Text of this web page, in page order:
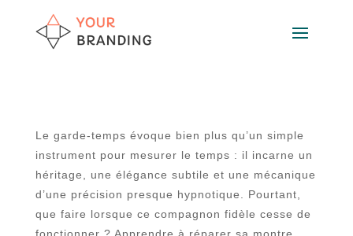
Le garde-temps évoque bien plus qu’un simple
instrument pour mesurer le temps : il incarne un
héritage, une élégance subtile et une mécanique
d’une précision presque hypnotique. Pourtant,
que faire lorsque ce compagnon fidèle cesse de